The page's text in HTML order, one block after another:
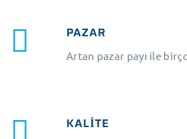
PAZAR
Artan pazar payı ile
KALİTE